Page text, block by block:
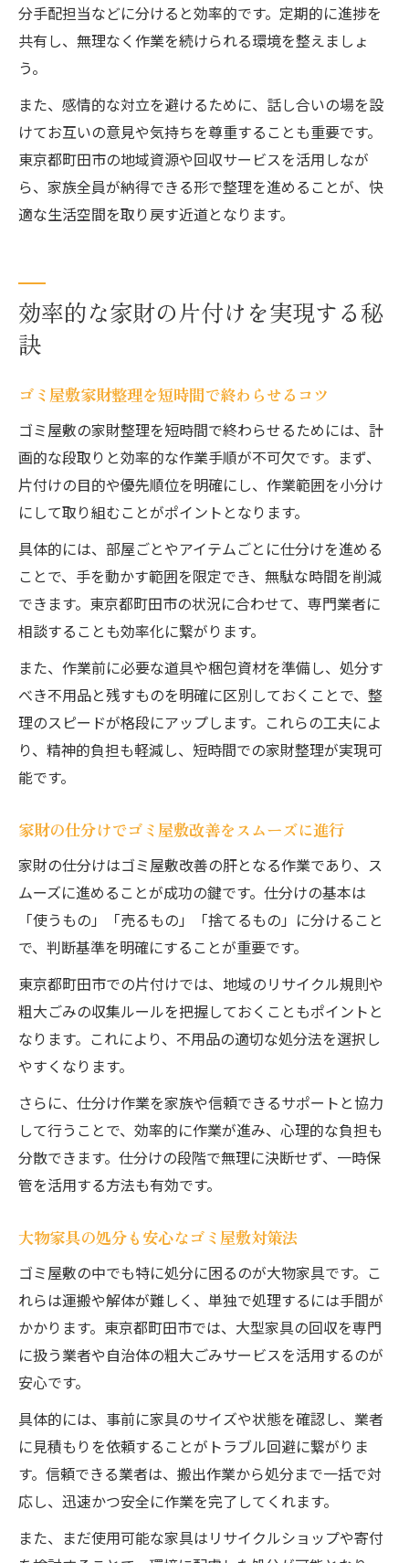
分手配担当などに分けると効率的です。定期的に進捗を
共有し、無理なく作業を続けられる環境を整えましょ
う。
また、感情的な対立を避けるために、話し合いの場を設
けてお互いの意見や気持ちを尊重することも重要です。
東京都町田市の地域資源や回収サービスを活用しなが
ら、家族全員が納得できる形で整理を進めることが、快
適な生活空間を取り戻す近道となります。
効率的な家財の片付けを実現する秘
訣
ゴミ屋敷家財整理を短時間で終わらせるコツ
ゴミ屋敷の家財整理を短時間で終わらせるためには、計
画的な段取りと効率的な作業手順が不可欠です。まず、
片付けの目的や優先順位を明確にし、作業範囲を小分け
にして取り組むことがポイントとなります。
具体的には、部屋ごとやアイテムごとに仕分けを進める
ことで、手を動かす範囲を限定でき、無駄な時間を削減
できます。東京都町田市の状況に合わせて、専門業者に
相談することも効率化に繋がります。
また、作業前に必要な道具や梱包資材を準備し、処分す
べき不用品と残すものを明確に区別しておくことで、整
理のスピードが格段にアップします。これらの工夫によ
り、精神的負担も軽減し、短時間での家財整理が実現可
能です。
家財の仕分けでゴミ屋敷改善をスムーズに進行
家財の仕分けはゴミ屋敷改善の肝となる作業であり、ス
ムーズに進めることが成功の鍵です。仕分けの基本は
「使うもの」「売るもの」「捨てるもの」に分けること
で、判断基準を明確にすることが重要です。
東京都町田市での片付けでは、地域のリサイクル規則や
粗大ごみの収集ルールを把握しておくこともポイントと
なります。これにより、不用品の適切な処分法を選択し
やすくなります。
さらに、仕分け作業を家族や信頼できるサポートと協力
して行うことで、効率的に作業が進み、心理的な負担も
分散できます。仕分けの段階で無理に決断せず、一時保
管を活用する方法も有効です。
大物家具の処分も安心なゴミ屋敷対策法
ゴミ屋敷の中でも特に処分に困るのが大物家具です。こ
れらは運搬や解体が難しく、単独で処理するには手間が
かかります。東京都町田市では、大型家具の回収を専門
に扱う業者や自治体の粗大ごみサービスを活用するのが
安心です。
具体的には、事前に家具のサイズや状態を確認し、業者
に見積もりを依頼することがトラブル回避に繋がりま
す。信頼できる業者は、搬出作業から処分まで一括で対
応し、迅速かつ安全に作業を完了してくれます。
また、まだ使用可能な家具はリサイクルショップや寄付